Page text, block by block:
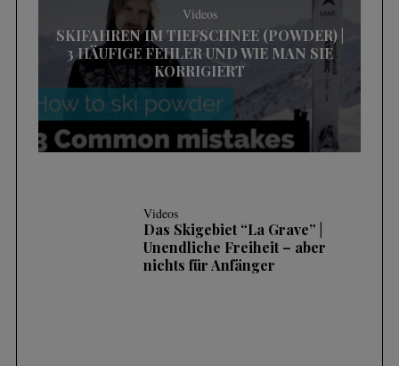
Videos
SKIFAHREN IM TIEFSCHNEE (POWDER) |
3 HÄUFIGE FEHLER UND WIE MAN SIE
KORRIGIERT
Videos
Das Skigebiet “La Grave” |
Unendliche Freiheit – aber
nichts für Anfänger